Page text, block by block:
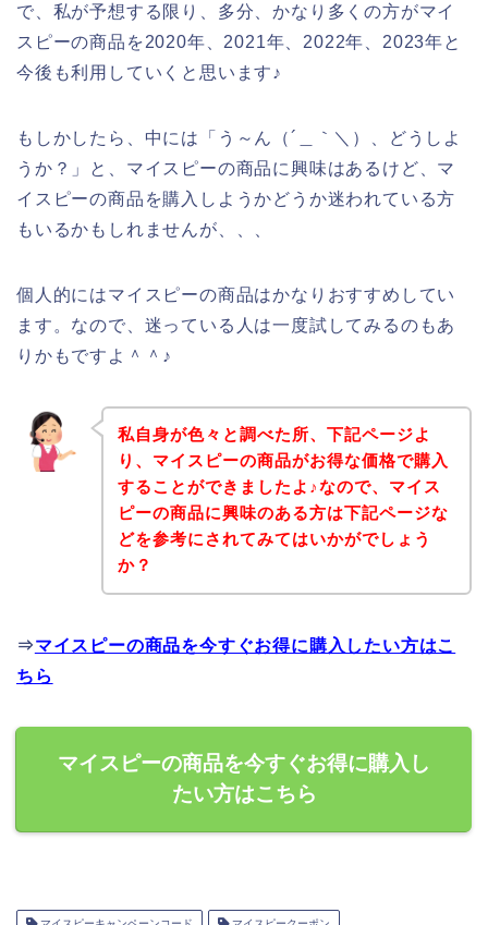
で、私が予想する限り、多分、かなり多くの方がマイ
スピーの商品を2020年、2021年、2022年、2023年と
今後も利用していくと思います♪
もしかしたら、中には「う～ん（´＿｀＼）、どうしよ
うか？」と、マイスピーの商品に興味はあるけど、マ
イスピーの商品を購入しようかどうか迷われている方
もいるかもしれませんが、、、
個人的にはマイスピーの商品はかなりおすすめしてい
ます。なので、迷っている人は一度試してみるのもあ
りかもですよ＾＾♪
私自身が色々と調べた所、下記ページよ
り、マイスピーの商品がお得な価格で購入
することができましたよ♪なので、マイス
ピーの商品に興味のある方は下記ページな
どを参考にされてみてはいかがでしょう
か？
⇒マイスピーの商品を今すぐお得に購入したい方はこ
ちら
マイスピーの商品を今すぐお得に購入し
たい方はこちら